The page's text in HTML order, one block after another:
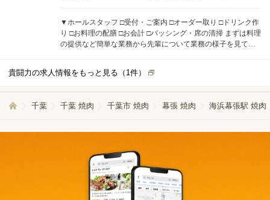
▼ホールスタッフ □受付・ご案内 □オーダー取り □ドリンク作
り □お料理の配膳 □お会計 □バッシング・席の清掃 まずは料理
の提供など簡単な業務から先輩について業務の様子を見てか
準備作業もお願いします。 □ドリンク納品整理 □床の掃き掃除
□モップ掛け □テーブル拭き □メニュー、お皿、トングなどテ
貴闘力の求人情報をもっと見る（ 1件）
千葉 千葉 焼肉 千葉市 焼肉 幕張 焼肉 海浜幕張駅 焼肉